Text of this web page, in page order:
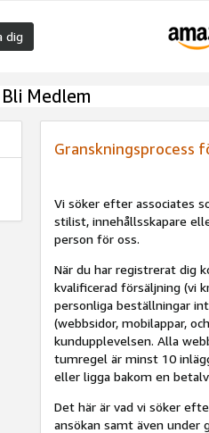
dig
Bli Medlem
Granskningsprocess
Vi söker efter associates
stilist, innehållsskapare
person för oss.
När du har registrerat dig
kvalificerad försäljning (vi
personliga beställningar
(webbsidor, mobilappar,
kundupplevelsen. Alla
tumregel är minst 10
eller ligga bakom en
Det här är vad vi söker
ansökan samt även under